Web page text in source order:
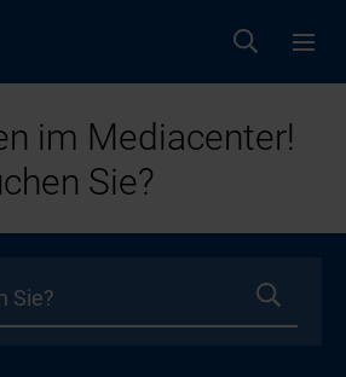
im Mediacenter!
Sie?